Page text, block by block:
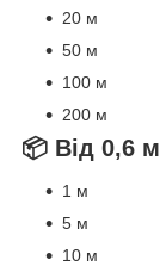
20 м
50 м
100 м
200 м
📦 Від 0,6
1 м
5 м
10 м